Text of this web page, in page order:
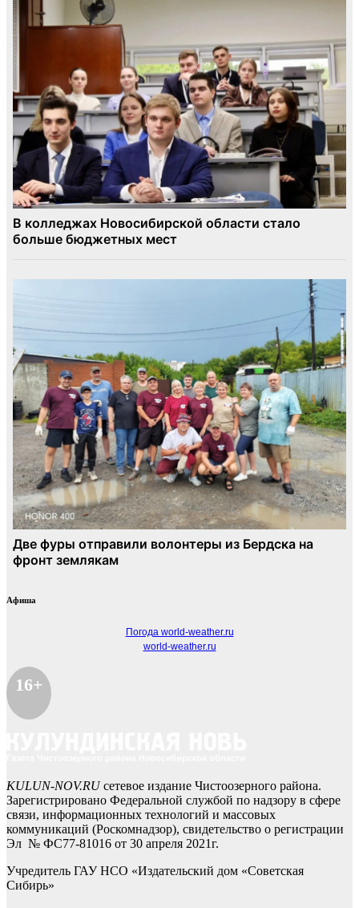
Афиша
Погода world-weather.ru
world-weather.ru
16+
KULUN-NOV.RUсетевое издание Чистоозерного района.
Зарегистрировано Федеральной службой по надзору в сфере
связи, информационных технологий и массовых
коммуникаций (Роскомнадзор), свидетельство о регистрации
Эл № ФС77-81016 от 30 апреля 2021г.
Учредитель ГАУ НСО «Издательский дом «Советская
Сибирь»